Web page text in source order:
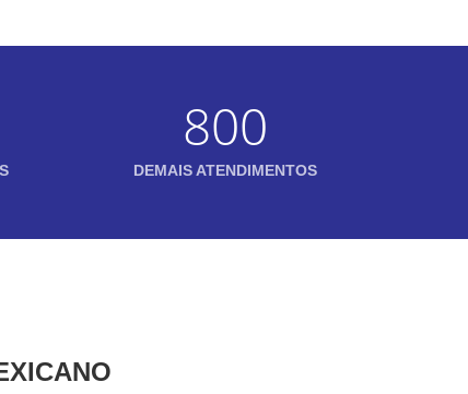
800
DEMAIS ATENDIMENTOS